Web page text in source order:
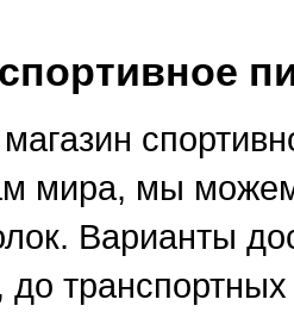
мира, мы
Варианты
до